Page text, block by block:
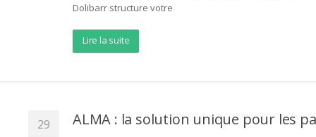
Dolibarr structure votre
Lire la suite
29 ALMA : la solution unique pour les